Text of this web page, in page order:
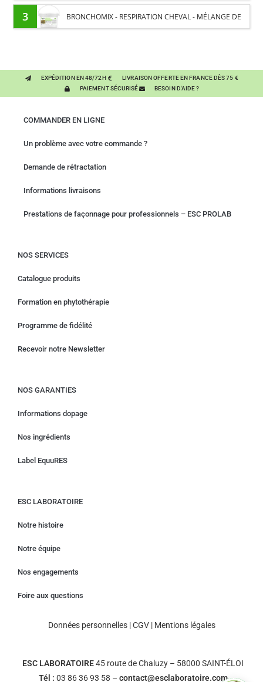
DE L’HUMIDITÉ
3 BRONCHOMIX - RESPIRATION CHEVAL - MÉLANGE DE
EXPÉDITION EN 48/72H
LIVRAISON OFFERTE EN FRANCE DÈS 75 €
PAIEMENT SÉCURISÉ
BESOIN D'AIDE ?
COMMANDER EN LIGNE
Un problème avec votre commande ?
Demande de rétractation
Informations livraisons
Prestations de façonnage pour professionnels – ESC PROLAB
NOS SERVICES
Catalogue produits
Formation en phytothérapie
Programme de fidélité
Recevoir notre Newsletter
NOS GARANTIES
Informations dopage
Nos ingrédients
Label EquuRES
ESC LABORATOIRE
Notre histoire
Notre équipe
Nos engagements
Foire aux questions
Données personnelles|CGV| Mentions légales
ESC LABORATOIRE45 route de Chaluzy – 58000 SAINT-ÉLOI
Tél : 03 86 36 93 58 – contact@esclaboratoire.com